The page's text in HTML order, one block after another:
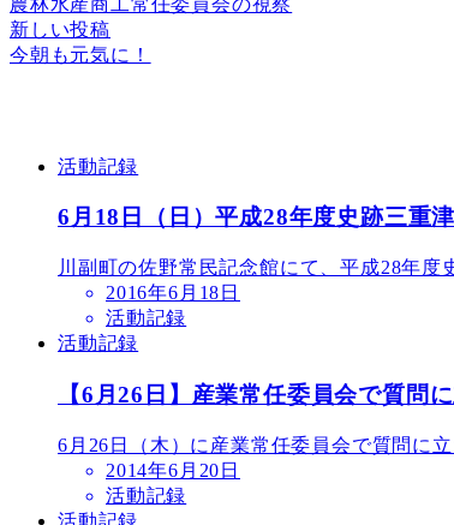
新しい投稿
今朝も元気に！
活動記録
6月18日（日）平成28年度史跡三重
川副町の佐野常民記念館にて、平成28年
2016年6月18日
活動記録
活動記録
【6月26日】産業常任委員会で質問
6月26日（木）に産業常任委員会で質問に
2014年6月20日
活動記録
活動記録